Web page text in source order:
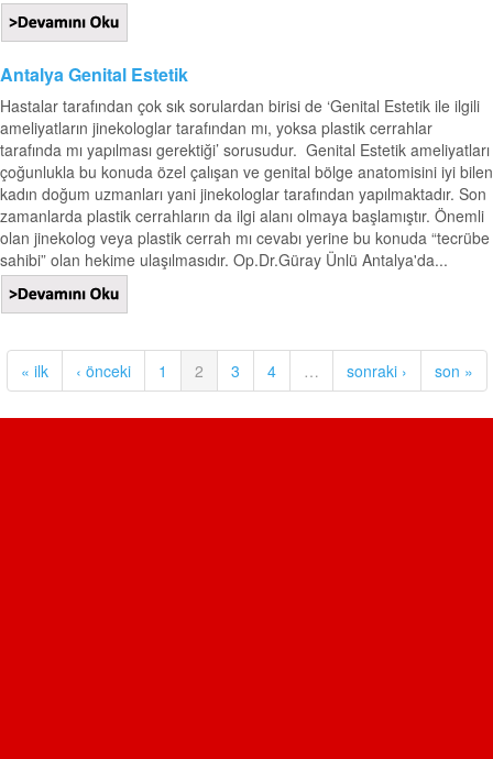
Antalya Genital Estetik
Hastalar tarafından çok sık sorulardan birisi de ‘Genital Estetik ile ilgili
ameliyatların jinekologlar tarafından mı, yoksa plastik cerrahlar
tarafında mı yapılması gerektiği’ sorusudur. Genital Estetik ameliyatları
çoğunlukla bu konuda özel çalışan ve genital bölge anatomisini iyi bilen
kadın doğum uzmanları yani jinekologlar tarafından yapılmaktadır. Son
zamanlarda plastik cerrahların da ilgi alanı olmaya başlamıştır. Önemli
olan jinekolog veya plastik cerrah mı cevabı yerine bu konuda “tecrübe
sahibi” olan hekime ulaşılmasıdır. Op.Dr.Güray Ünlü Antalya'da...
« ilk ‹ önceki 1 2 3 4 … sonraki › son »